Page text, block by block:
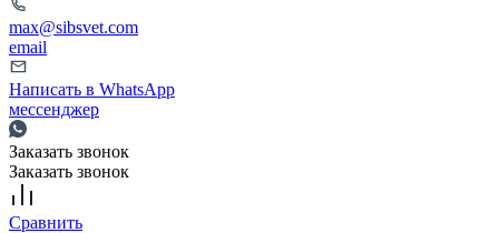
max@sibsvet.com
email
Написать в WhatsApp
мессенджер
Заказать звонок
Заказать звонок
Сравнить